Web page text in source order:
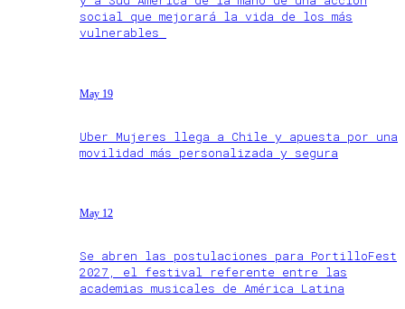
social que mejorará la vida de los más
vulnerables
May 19
Uber Mujeres llega a Chile y apuesta por una
movilidad más personalizada y segura
May 12
Se abren las postulaciones para PortilloFest
2027, el festival referente entre las
academias musicales de América Latina